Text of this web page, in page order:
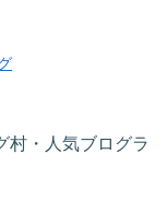
・人気ブログラ